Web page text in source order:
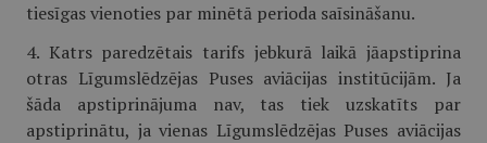
tiesīgas vienoties par minētā perioda saīsināšanu.
4. Katrs paredzētais tarifs jebkurā laikā jāapstiprina
otras Līgumslēdzējas Puses aviācijas institūcijām. Ja
šāda apstiprinājuma nav, tas tiek uzskatīts par
apstiprinātu, ja vienas Līgumslēdzējas Puses aviācijas